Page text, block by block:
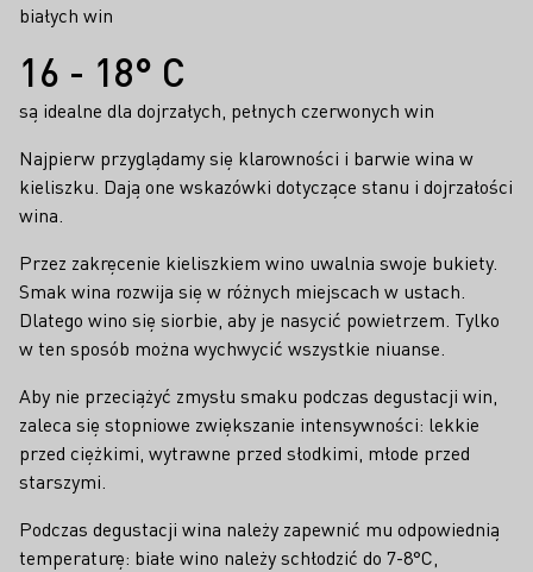
białych win
16 - 18° C
są idealne dla dojrzałych, pełnych czerwonych win
Najpierw przyglądamy się klarowności i barwie wina w
kieliszku. Dają one wskazówki dotyczące stanu i dojrzałości
wina.
Przez zakręcenie kieliszkiem wino uwalnia swoje bukiety.
Smak wina rozwija się w różnych miejscach w ustach.
Dlatego wino się siorbie, aby je nasycić powietrzem. Tylko
w ten sposób można wychwycić wszystkie niuanse.
Aby nie przeciążyć zmysłu smaku podczas degustacji win,
zaleca się stopniowe zwiększanie intensywności: lekkie
przed ciężkimi, wytrawne przed słodkimi, młode przed
starszymi.
Podczas degustacji wina należy zapewnić mu odpowiednią
temperaturę: białe wino należy schłodzić do 7-8°C,